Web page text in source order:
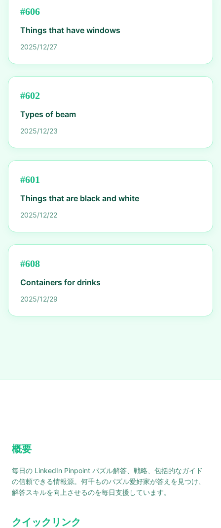
#606
Things that have windows
2025/12/27
#602
Types of beam
2025/12/23
#601
Things that are black and white
2025/12/22
#608
Containers for drinks
2025/12/29
概要
毎日の LinkedIn Pinpoint パズル解答、戦略、包括的なガイド
の信頼できる情報源。何千ものパズル愛好家が答えを見つけ、
解答スキルを向上させるのを毎日支援しています。
クイックリンク